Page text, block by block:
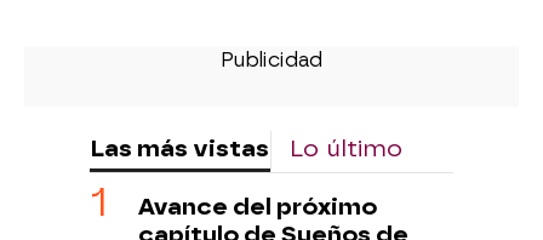
Las más vistas Lo último
Avance del próximo